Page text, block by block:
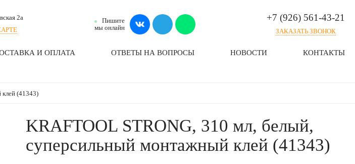
2а
Пишите
мы онлайн
+7 (926) 561-43-21
ЗАКАЗАТЬ ЗВОНОК
И ОПЛАТА ОТВЕТЫ НА ВОПРОСЫ НОВОСТИ КОНТАКТЫ
(41343)
KRAFTOOL STRONG, 310 мл, белый,
суперсильный монтажный клей (41343)